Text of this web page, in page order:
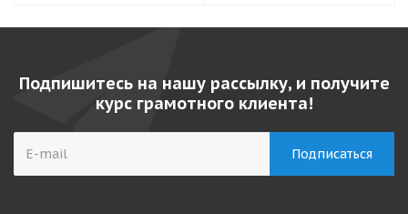
Подпишитесь на нашу рассылку, и получите
курс грамотного клиента!